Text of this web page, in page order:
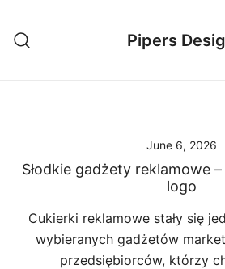
content
Pipers
June 6, 2026
Słodkie gadżety reklamowe
logo
Cukierki reklamowe stały się
wybieranych gadżetów
przedsiębiorców, którzy